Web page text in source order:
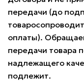
передачи (до
оплаты).
передачи товара
надлежащего
подлежит.